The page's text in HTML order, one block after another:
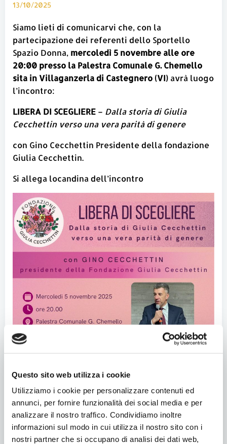
Questo sito web utilizza i cookie
Utilizziamo i cookie per personalizzare contenuti ed
annunci, per fornire funzionalità dei social media e per
analizzare il nostro traffico. Condividiamo inoltre
informazioni sul modo in cui utilizza il nostro sito con i
nostri partner che si occupano di analisi dei dati web,
13/10/2025
Siamo lieti di comunicarvi che, con la
partecipazione dei referenti dello Sportello
Spazio Donna, mercoledì 5 novembre alle ore
20:00 presso la Palestra Comunale G. Chemello
sita in Villaganzerla di Castegnero (VI) avrà luogo
l’incontro:
LIBERA DI SCEGLIERE – Dalla storia di Giulia
Cecchettin verso una vera parità di genere
con Gino Cecchettin Presidente della fondazione
Giulia Cecchettin.
Si allega locandina dell’incontro